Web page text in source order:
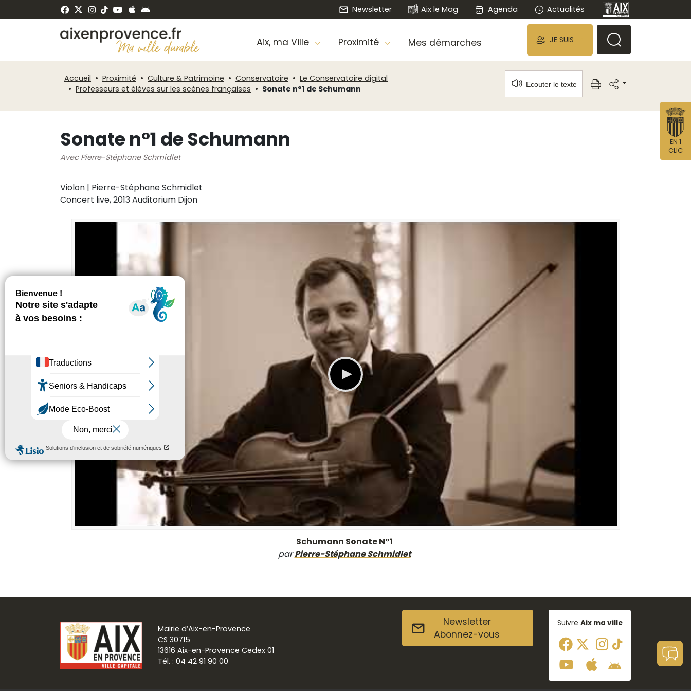
Newsletter Aix le Mag Agenda Actualités
Aix, ma Ville Proximité Mes démarches JE SUIS
Accueil Proximité Culture & Patrimoine Conservatoire
Le Conservatoire digital
Professeurs et élèves sur les scènes françaises
Sonate n°1 de Schumann Ecouter le texte
Sonate n°1 de Schumann
Avec Pierre-Stéphane Schmidlet
Violon | Pierre-Stéphane Schmidlet
Concert live, 2013 Auditorium Dijon
Schumann Sonate N°1
parPierre-Stéphane Schmidlet
Mairie d’Aix-en-Provence
CS 30715
13616 Aix-en-Provence Cedex 01
Tél. : 04 42 91 90 00
Newsletter
Abonnez-vous
Suivre Aix ma ville
EN 1
CLIC
de
Panneau de gestion des cookies